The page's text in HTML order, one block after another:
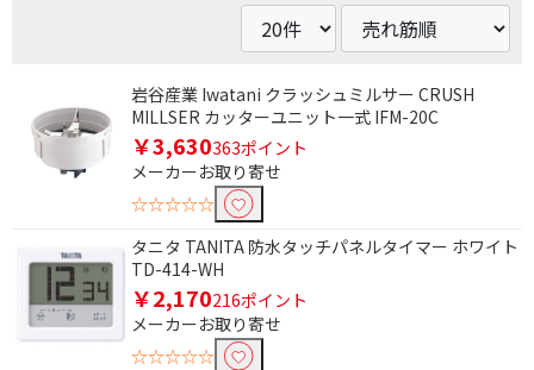
岩谷産業 Iwatani クラッシュミルサー CRUSH
MILLSER カッターユニット一式 IFM-20C
￥3,630363ポイント
メーカーお取り寄せ
☆☆☆☆☆
タニタ TANITA 防水タッチパネルタイマー ホワイト
TD-414-WH
￥2,170216ポイント
メーカーお取り寄せ
☆☆☆☆☆